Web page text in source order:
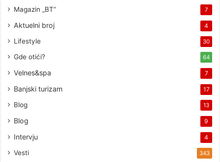
Magazin „BT“ 7
Aktuelni broj 4
Lifestyle 30
Gde otići? 64
Velnes&spa 7
Banjski turizam 17
Blog 13
Blog 9
Intervju 4
Vesti 343